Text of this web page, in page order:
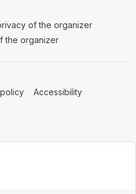
in a new tab)of the organizer
the organizer
tab) (opens in a new tab)
Accessibility